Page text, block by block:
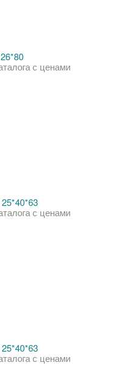
с ценами
с ценами
с ценами